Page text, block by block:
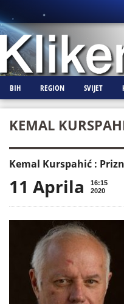
BIH REGION SVIJET
KEMAL
Kemal Kurspahić :
11 Aprila
16:15
2020